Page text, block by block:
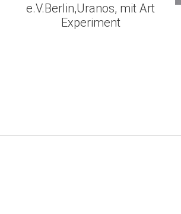
e.V.Berlin,Uranos, mit Art
Experiment